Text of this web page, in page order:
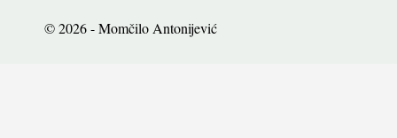
© 2026 - Momčilo Antonijević